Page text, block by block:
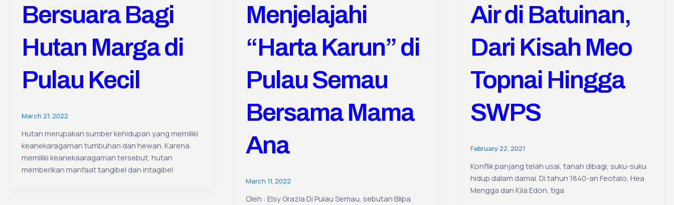
Bersuara Bagi
Hutan Marga di
Pulau Kecil
March 21, 2022
Hutan merupakan sumber kehidupan yang memiliki
keanekaragaman tumbuhan dan hewan. Karena
memiliki keanekaaragaman tersebut, hutan
memberikan manfaat tangibel dan intagibel
Menjelajahi
“Harta Karun” di
Pulau Semau
Bersama Mama
Ana
March 11, 2022
Oleh : Elsy Grazia Di Pulau Semau, sebutan Blipa
Air di Batuinan,
Dari Kisah Meo
Topnai Hingga
SWPS
February 22, 2021
Konflik panjang telah usai, tanah dibagi, suku-suku
hidup dalam damai. Di tahun 1840-an Feotalo, Hea
Mengga dan Kila Edon, tiga